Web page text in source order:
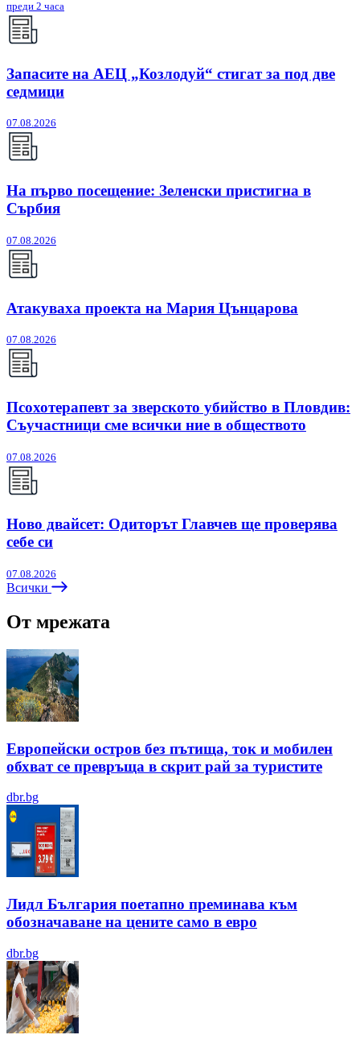
преди 2 часа
Запасите на АЕЦ „Козлодуй“ стигат за под две
седмици
07.08.2026
На първо посещение: Зеленски пристигна в
Сърбия
07.08.2026
Атакуваха проекта на Мария Цънцарова
07.08.2026
Псохотерапевт за зверското убийство в Пловдив:
Съучастници сме всички ние в обществото
07.08.2026
Ново двайсет: Одиторът Главчев ще проверява
себе си
07.08.2026
Всички
От мрежата
Европейски остров без пътища, ток и мобилен
обхват се превръща в скрит рай за туристите
dbr.bg
Лидл България поетапно преминава към
обозначаване на цените само в евро
dbr.bg